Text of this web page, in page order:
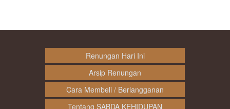
Renungan Hari Ini
Arsip Renungan
Cara Membeli / Berlangganan
Tentang SABDA KEHIDUPAN